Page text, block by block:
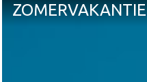
ZOMERVAKANTIE